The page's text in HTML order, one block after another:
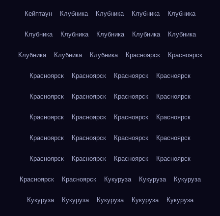
Кейптаун Клубника Клубника Клубника Клубника
Клубника Клубника Клубника Клубника Клубника
Клубника Клубника Клубника Красноярск Красноярск
Красноярск Красноярск Красноярск Красноярск
Красноярск Красноярск Красноярск Красноярск
Красноярск Красноярск Красноярск Красноярск
Красноярск Красноярск Красноярск Красноярск
Красноярск Красноярск Красноярск Красноярск
Красноярск Красноярск Кукуруза Кукуруза Кукуруза
Кукуруза Кукуруза Кукуруза Кукуруза Кукуруза